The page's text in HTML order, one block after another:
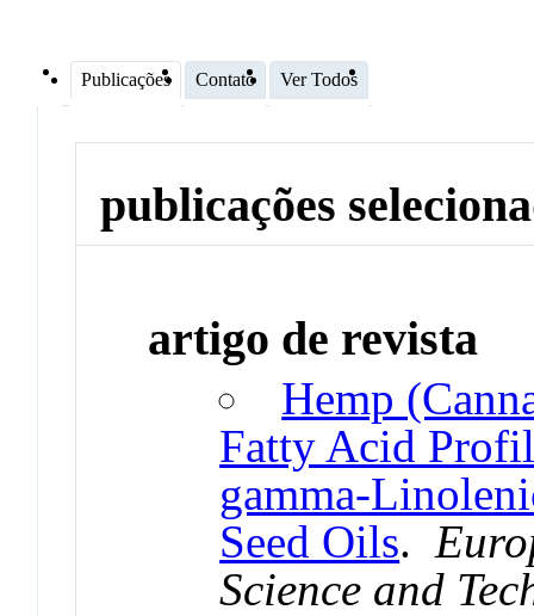
Publicações Contato Ver Todos
publicações
artigo de revista
Hemp
Fatty Acid
gamma-
Seed Oils.
Science and